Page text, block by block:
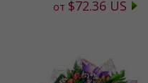
от $72.36 US